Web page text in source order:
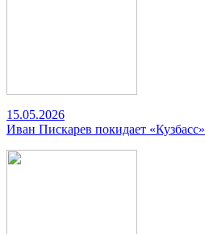
15.05.2026
Иван Пискарев покидает «Кузбасс»